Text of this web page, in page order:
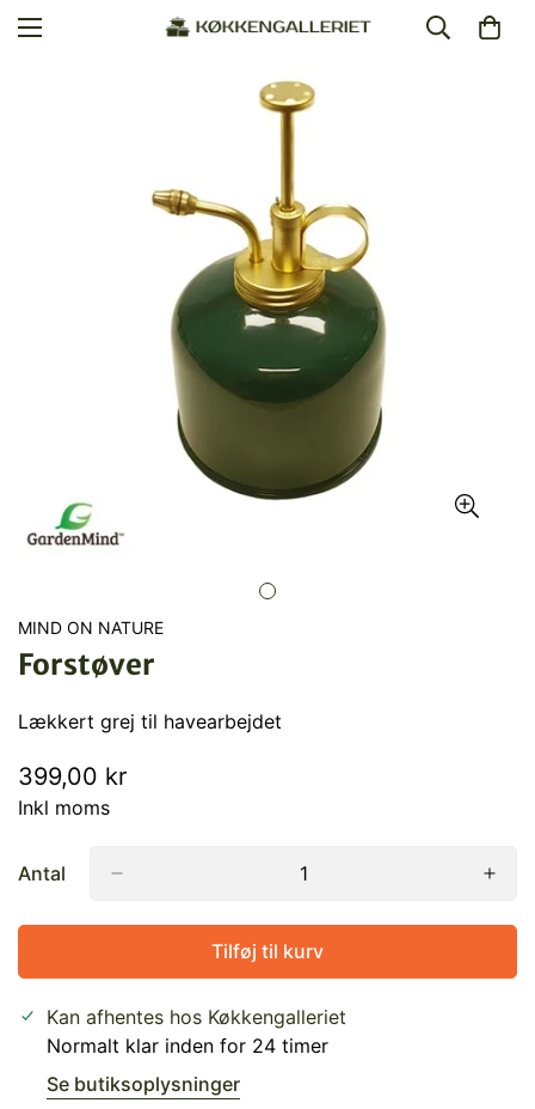
MIND ON NATURE
Forstøver
Lækkert grej til havearbejdet
Normal
pris
399,00 kr
Inkl moms
Antal
Tilføj til kurv
Kan afhentes hos Køkkengalleriet
Normalt klar inden for 24 timer
Se butiksoplysninger